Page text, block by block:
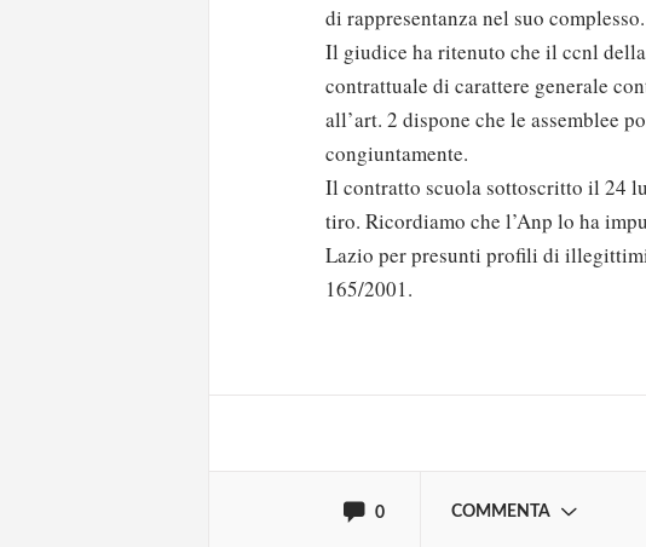
di rappresentanza nel suo complesso.
Il giudice ha ritenuto che il ccnl
contrattuale di carattere generale
all’art. 2 dispone che le assemblee
congiuntamente.
Il contratto scuola sottoscritto il 24
tiro. Ricordiamo che l’Anp lo ha
Lazio per presunti profili di
165/2001.
0 COMMENTA
Solo gli utenti registrati